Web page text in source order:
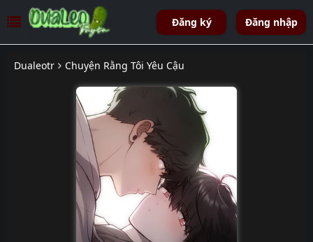
Đăng ký Đăng nhập
Dualeotr Chuyện Rằng Tôi Yêu Cậu